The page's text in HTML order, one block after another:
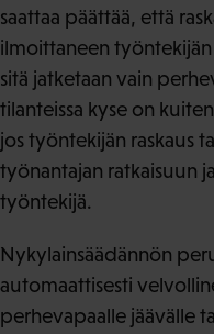
saattaa päättää, että
ilmoittaneen
sitä jatketaan vain
tilanteissa kyse on
jos työntekijän raskaus
työnantajan ratkaisuun
työntekijä.
Nykylainsäädännön
automaattisesti
perhevapaalle jäävälle